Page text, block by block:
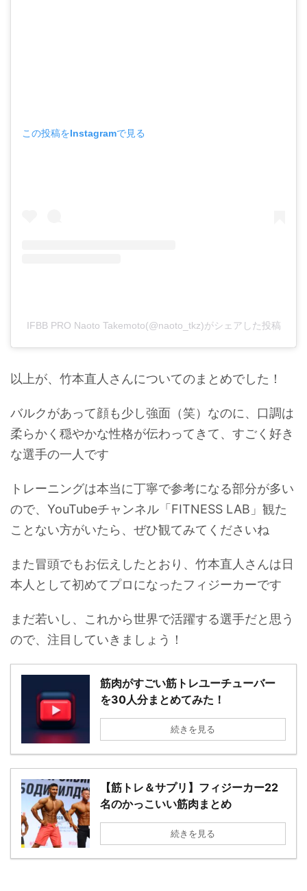
この投稿をInstagramで見る
IFBB PRO Naoto Takemoto(@naoto_tkz)がシェアした投稿
以上が、竹本直人さんについてのまとめでした！
バルクがあって顔も少し強面（笑）なのに、口調は
柔らかく穏やかな性格が伝わってきて、すごく好き
な選手の一人です
トレーニングは本当に丁寧で参考になる部分が多い
ので、YouTubeチャンネル「FITNESS LAB」観た
ことない方がいたら、ぜひ観てみてくださいね
また冒頭でもお伝えしたとおり、竹本直人さんは日
本人として初めてプロになったフィジーカーです
まだ若いし、これから世界で活躍する選手だと思う
ので、注目していきましょう！
筋肉がすごい筋トレユーチューバー
を30人分まとめてみた！
続きを見る
【筋トレ＆サプリ】フィジーカー22
名のかっこいい筋肉まとめ
続きを見る